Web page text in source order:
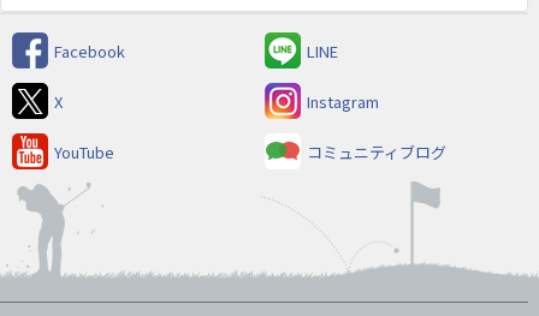
Facebook LINE
X Instagram
YouTube コミュニティブログ